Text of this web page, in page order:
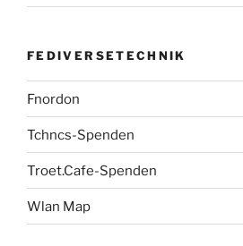
FEDIVERSETECHNIK
Fnordon
Tchncs-Spenden
Troet.Cafe-Spenden
Wlan Map